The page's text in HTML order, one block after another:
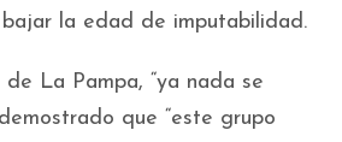
bajar la edad de imputabilidad.
La Pampa, “ya nada se
que “este grupo